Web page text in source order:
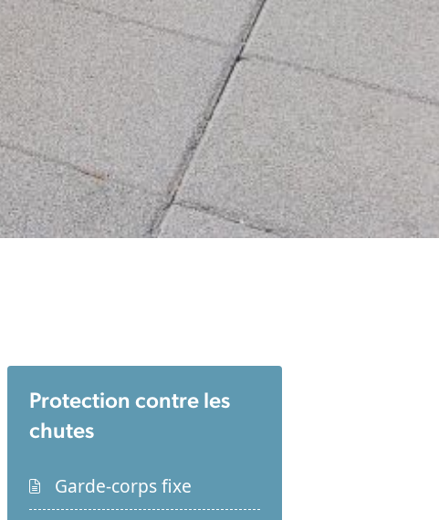
Protection contre les
chutes
Garde-corps fixe